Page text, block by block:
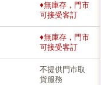
♦無庫存，門市
可接受客訂
♦無庫存，門市
可接受客訂
不提供門市取
貨服務